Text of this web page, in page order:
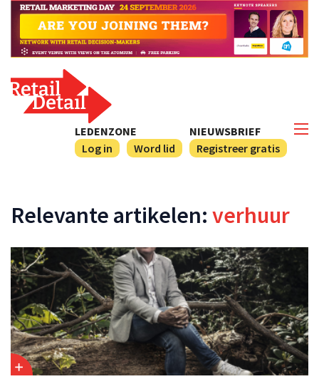
NIEUWSBRIEF
Registreer gratis
LEDENZONE
Log in
Word lid
Relevante artikelen: verhuur